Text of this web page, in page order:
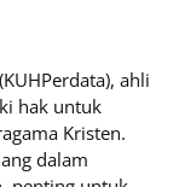
ahli
hak untuk
Kristen.
dalam